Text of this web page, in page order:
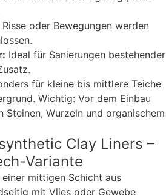
Risse oder Bewegungen werden
Ideal für Sanierungen bestehender
für kleine bis mittlere Teiche
Wichtig: Vor dem Einbau
Steinen, Wurzeln und organischem
Clay Liners –
Variante
mittigen Schicht aus
mit Vlies oder Gewebe